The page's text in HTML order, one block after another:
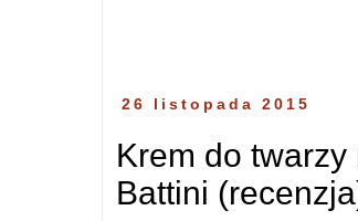
26 listopada 2015
Krem do
Battini